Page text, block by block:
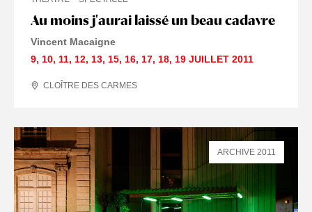
Au moins j'aurai laissé un beau cadavre
Vincent Macaigne
9, 10, 11, 12, 13, 15, 16, 17, 18, 19 JUILLET 2011
CLOÎTRE DES CARMES
ARCHIVE 2011